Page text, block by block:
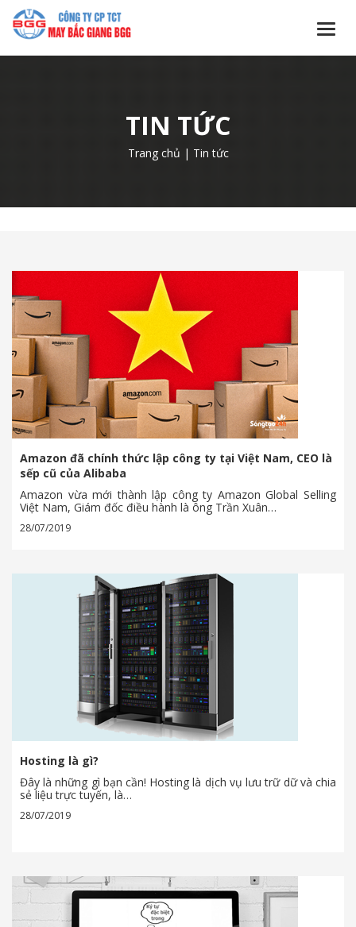
TIN TỨC
Trang chủ | Tin tức
Amazon đã chính thức lập công ty tại Việt Nam, CEO là
sếp cũ của Alibaba
Amazon vừa mới thành lập công ty Amazon Global Selling
Việt Nam, Giám đốc điều hành là ông Trần Xuân…
28/07/2019
Hosting là gì?
Đây là những gì bạn cần! Hosting là dịch vụ lưu trữ dữ và chia
sẻ liệu trực tuyến, là…
28/07/2019